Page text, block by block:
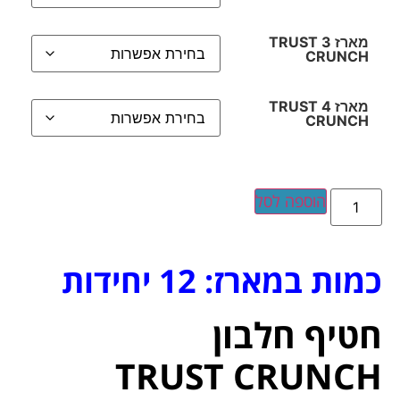
מארז 3 TRUST
CRUNCH
מארז 4 TRUST
CRUNCH
הוספה לסל
כמות במארז: 12 יחידות
חטיף חלבון
TRUST CRUNCH